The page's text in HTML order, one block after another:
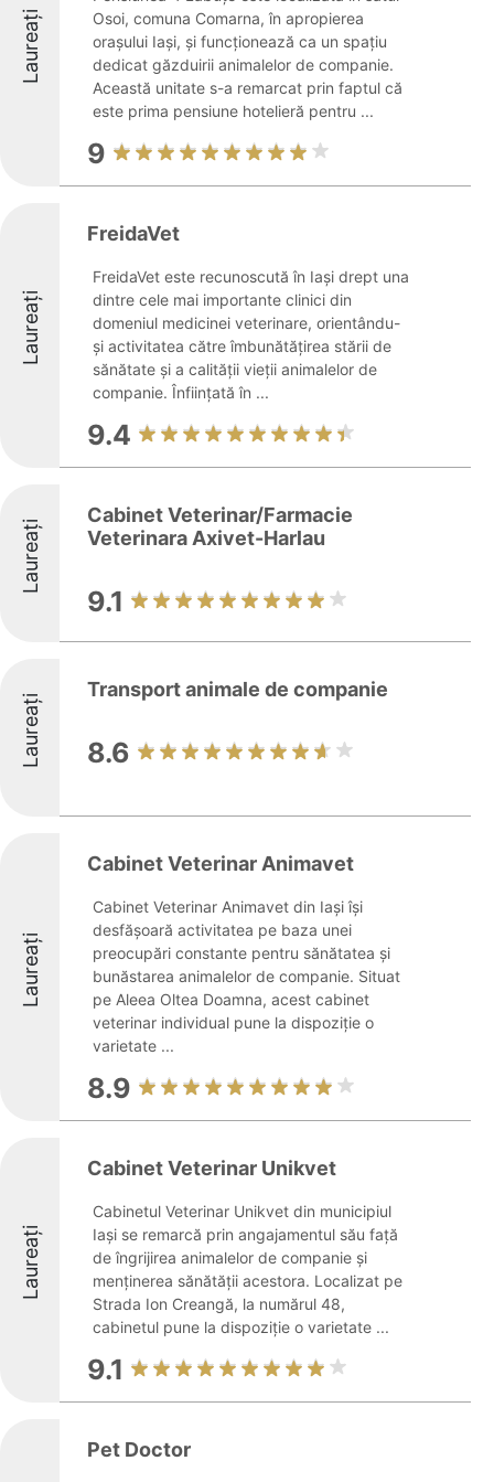
Laureați
Osoi, comuna Comarna, în apropierea
orașului Iași, și funcționează ca un spațiu
dedicat găzduirii animalelor de companie.
Această unitate s-a remarcat prin faptul că
este prima pensiune hotelieră pentru ...
9
Laureați
FreidaVet
FreidaVet este recunoscută în Iași drept una
dintre cele mai importante clinici din
domeniul medicinei veterinare, orientându-
și activitatea către îmbunătățirea stării de
sănătate și a calității vieții animalelor de
companie. Înființată în ...
9.4
Laureați
Cabinet Veterinar/Farmacie
Veterinara Axivet-Harlau
9.1
Laureați
Transport animale de companie
8.6
Laureați
Cabinet Veterinar Animavet
Cabinet Veterinar Animavet din Iași își
desfășoară activitatea pe baza unei
preocupări constante pentru sănătatea și
bunăstarea animalelor de companie. Situat
pe Aleea Oltea Doamna, acest cabinet
veterinar individual pune la dispoziție o
varietate ...
8.9
Laureați
Cabinet Veterinar Unikvet
Cabinetul Veterinar Unikvet din municipiul
Iași se remarcă prin angajamentul său față
de îngrijirea animalelor de companie și
menținerea sănătății acestora. Localizat pe
Strada Ion Creangă, la numărul 48,
cabinetul pune la dispoziție o varietate ...
9.1
Pet Doctor